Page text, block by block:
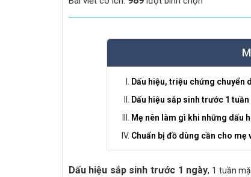
Dấu hiệu, triệu chứng chuyển
Dấu hiệu sắp sinh trước 1 tuần
Mẹ nên làm gì khi những dấu
Chuẩn bị đồ dùng cần cho
Dấu hiệu sắp sinh trước 1 ngày, 1 tuần